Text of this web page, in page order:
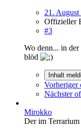
21. August
Offizieller
#3
Wo denn... in
blöd
Inhalt
Vorheriger
Nächster
Mirokko
Der im Terrarium